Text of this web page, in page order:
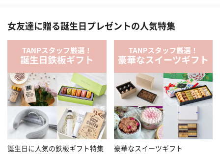
女友達に贈る誕生日プレゼントの人気特集
誕生日に人気の鉄板ギフト特集 豪華なスイーツギフト